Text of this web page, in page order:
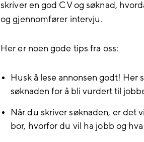
skriver en god CV og søknad,
og gjennomfører intervju.
Her er noen gode tips fra oss:
Husk å lese annonsen godt! Her
søknaden for å bli vurdert til
Når du skriver søknaden, er det
bor, hvorfor du vil ha jobb og